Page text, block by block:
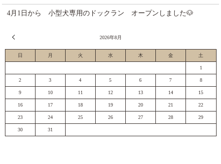
4月1日から 小型犬専用のドックラン オープンしました🐶
2026年8月
日 月 火 水 木 金 土
1
2 3 4 5 6 7 8
9 10 11 12 13 14 15
16 17 18 19 20 21 22
23 24 25 26 27 28 29
30 31